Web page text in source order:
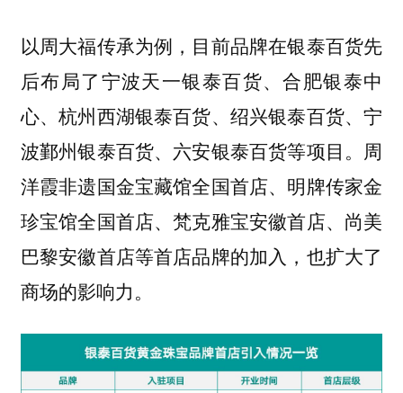
以周大福传承为例，目前品牌在银泰百货先
后布局了宁波天一银泰百货、合肥银泰中
心、杭州西湖银泰百货、绍兴银泰百货、宁
波鄞州银泰百货、六安银泰百货等项目。周
洋霞非遗国金宝藏馆全国首店、明牌传家金
珍宝馆全国首店、梵克雅宝安徽首店、尚美
巴黎安徽首店等首店品牌的加入，也扩大了
商场的影响力。